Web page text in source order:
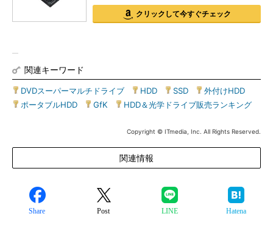
クリックして今すぐチェック
関連キーワード
DVDスーパーマルチドライブ HDD SSD 外付けHDD
ポータブルHDD
GfK HDD＆光学ドライブ販売ランキング
Copyright © ITmedia, Inc. All Rights Reserved.
関連情報
Share Post LINE Hatena